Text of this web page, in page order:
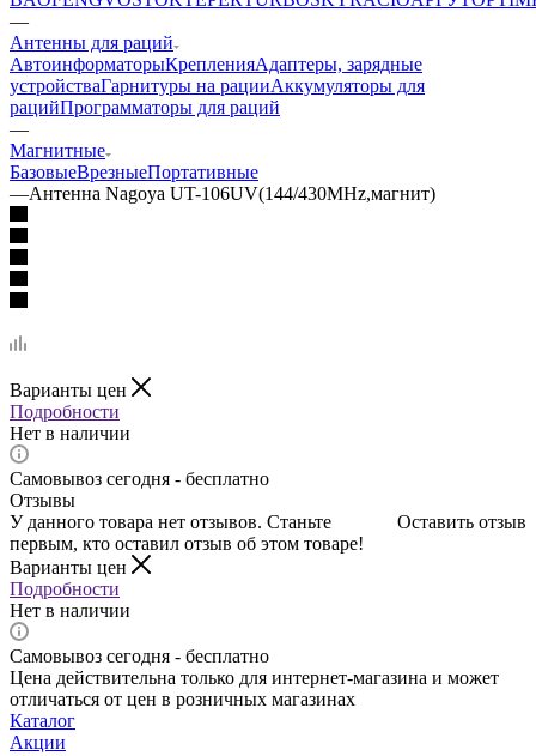
—
Антенны для раций
АвтоинформаторыКрепленияАдаптеры, зарядные
устройстваГарнитуры на рацииАккумуляторы для
рацийПрограмматоры для раций
—
Магнитные
БазовыеВрезныеПортативные
—Антенна Nagoya UT-106UV(144/430MHz,магнит)
Варианты цен
Подробности
Нет в наличии
Самовывоз сегодня - бесплатно
Отзывы
Оставить отзыв
У данного товара нет отзывов. Станьте
первым, кто оставил отзыв об этом товаре!
Варианты цен
Подробности
Нет в наличии
Самовывоз сегодня - бесплатно
Цена действительна только для интернет-магазина и может
отличаться от цен в розничных магазинах
Каталог
Акции